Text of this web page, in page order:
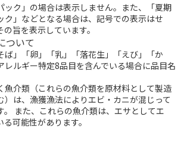
ック」の場合は表示しません。また、「夏期
ク」などとなる場合は、記号での表示はせ
旨を表示しています。
ついて
ば」「卵」「乳」「落花生」「えび」「か
レルギー特定8品目を含んでいる場合に品目名
介類（これらの魚介類を原材料として製造
）は、漁獲漁法によりエビ・カニが混じって
。 また、これらの魚介類は、エサとしてエ
可能性があります。